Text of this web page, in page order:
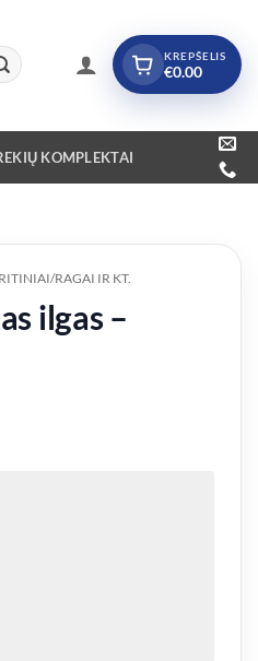
KREPŠELIS
€0.00
KOMPLEKTAI
RAGAI IR KT.
ilgas –